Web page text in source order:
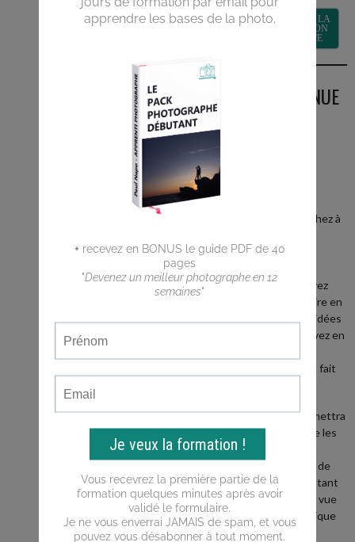
RECEVOIR LA
FORMATION
GRATUITE
BIENVENUE
Vous cherchez à
meilleures
Vous n'arrivez
pas a traduire en
photos les idées
que vous avez en
Ce blog est fait
Il vous permettra
d'apprendre les
photo, puis de
progresser tant
du point de vue
de la technique
que de la